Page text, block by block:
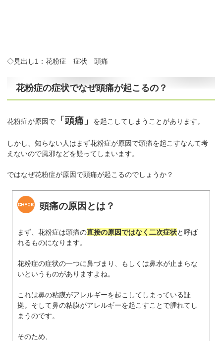
◇見出し1：花粉症 症状 頭痛
花粉症の症状でなぜ頭痛が起こるの？
花粉症が原因で 「頭痛」 を起こしてしまうことがあります。
しかし、知らない人はまず花粉症が原因で頭痛を起こすなんて考
えないので風邪などを疑ってしまいます。
ではなぜ花粉症が原因で頭痛が起こるのでしょうか？
頭痛の原因とは？
まず、花粉症は頭痛の直接の原因ではなく二次症状と呼ば
れるものになります。
花粉症の症状の一つに鼻づまり、もしくは鼻水が止まらな
いというものがありますよね。
これは鼻の粘膜がアレルギーを起こしてしまっている証
拠。そして鼻の粘膜がアレルギーを起こすことで腫れてし
まうのです。
そのため、